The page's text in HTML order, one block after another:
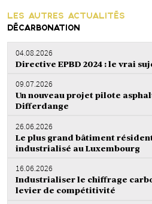
LES AUTRES ACTUALITÉS
DÉCARBONATION
04.08.2026
Directive EPBD 2024 : le vrai
09.07.2026
Un nouveau projet pilote
Differdange
26.06.2026
Le plus grand bâtiment
industrialisé au Luxembourg
16.06.2026
Industrialiser le chiffrage
levier de compétitivité